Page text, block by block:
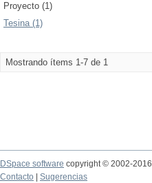
Proyecto (1)
Tesina (1)
Mostrando ítems 1-7 de 1
DSpace software copyright © 2002-2016
Contacto
Sugerencias